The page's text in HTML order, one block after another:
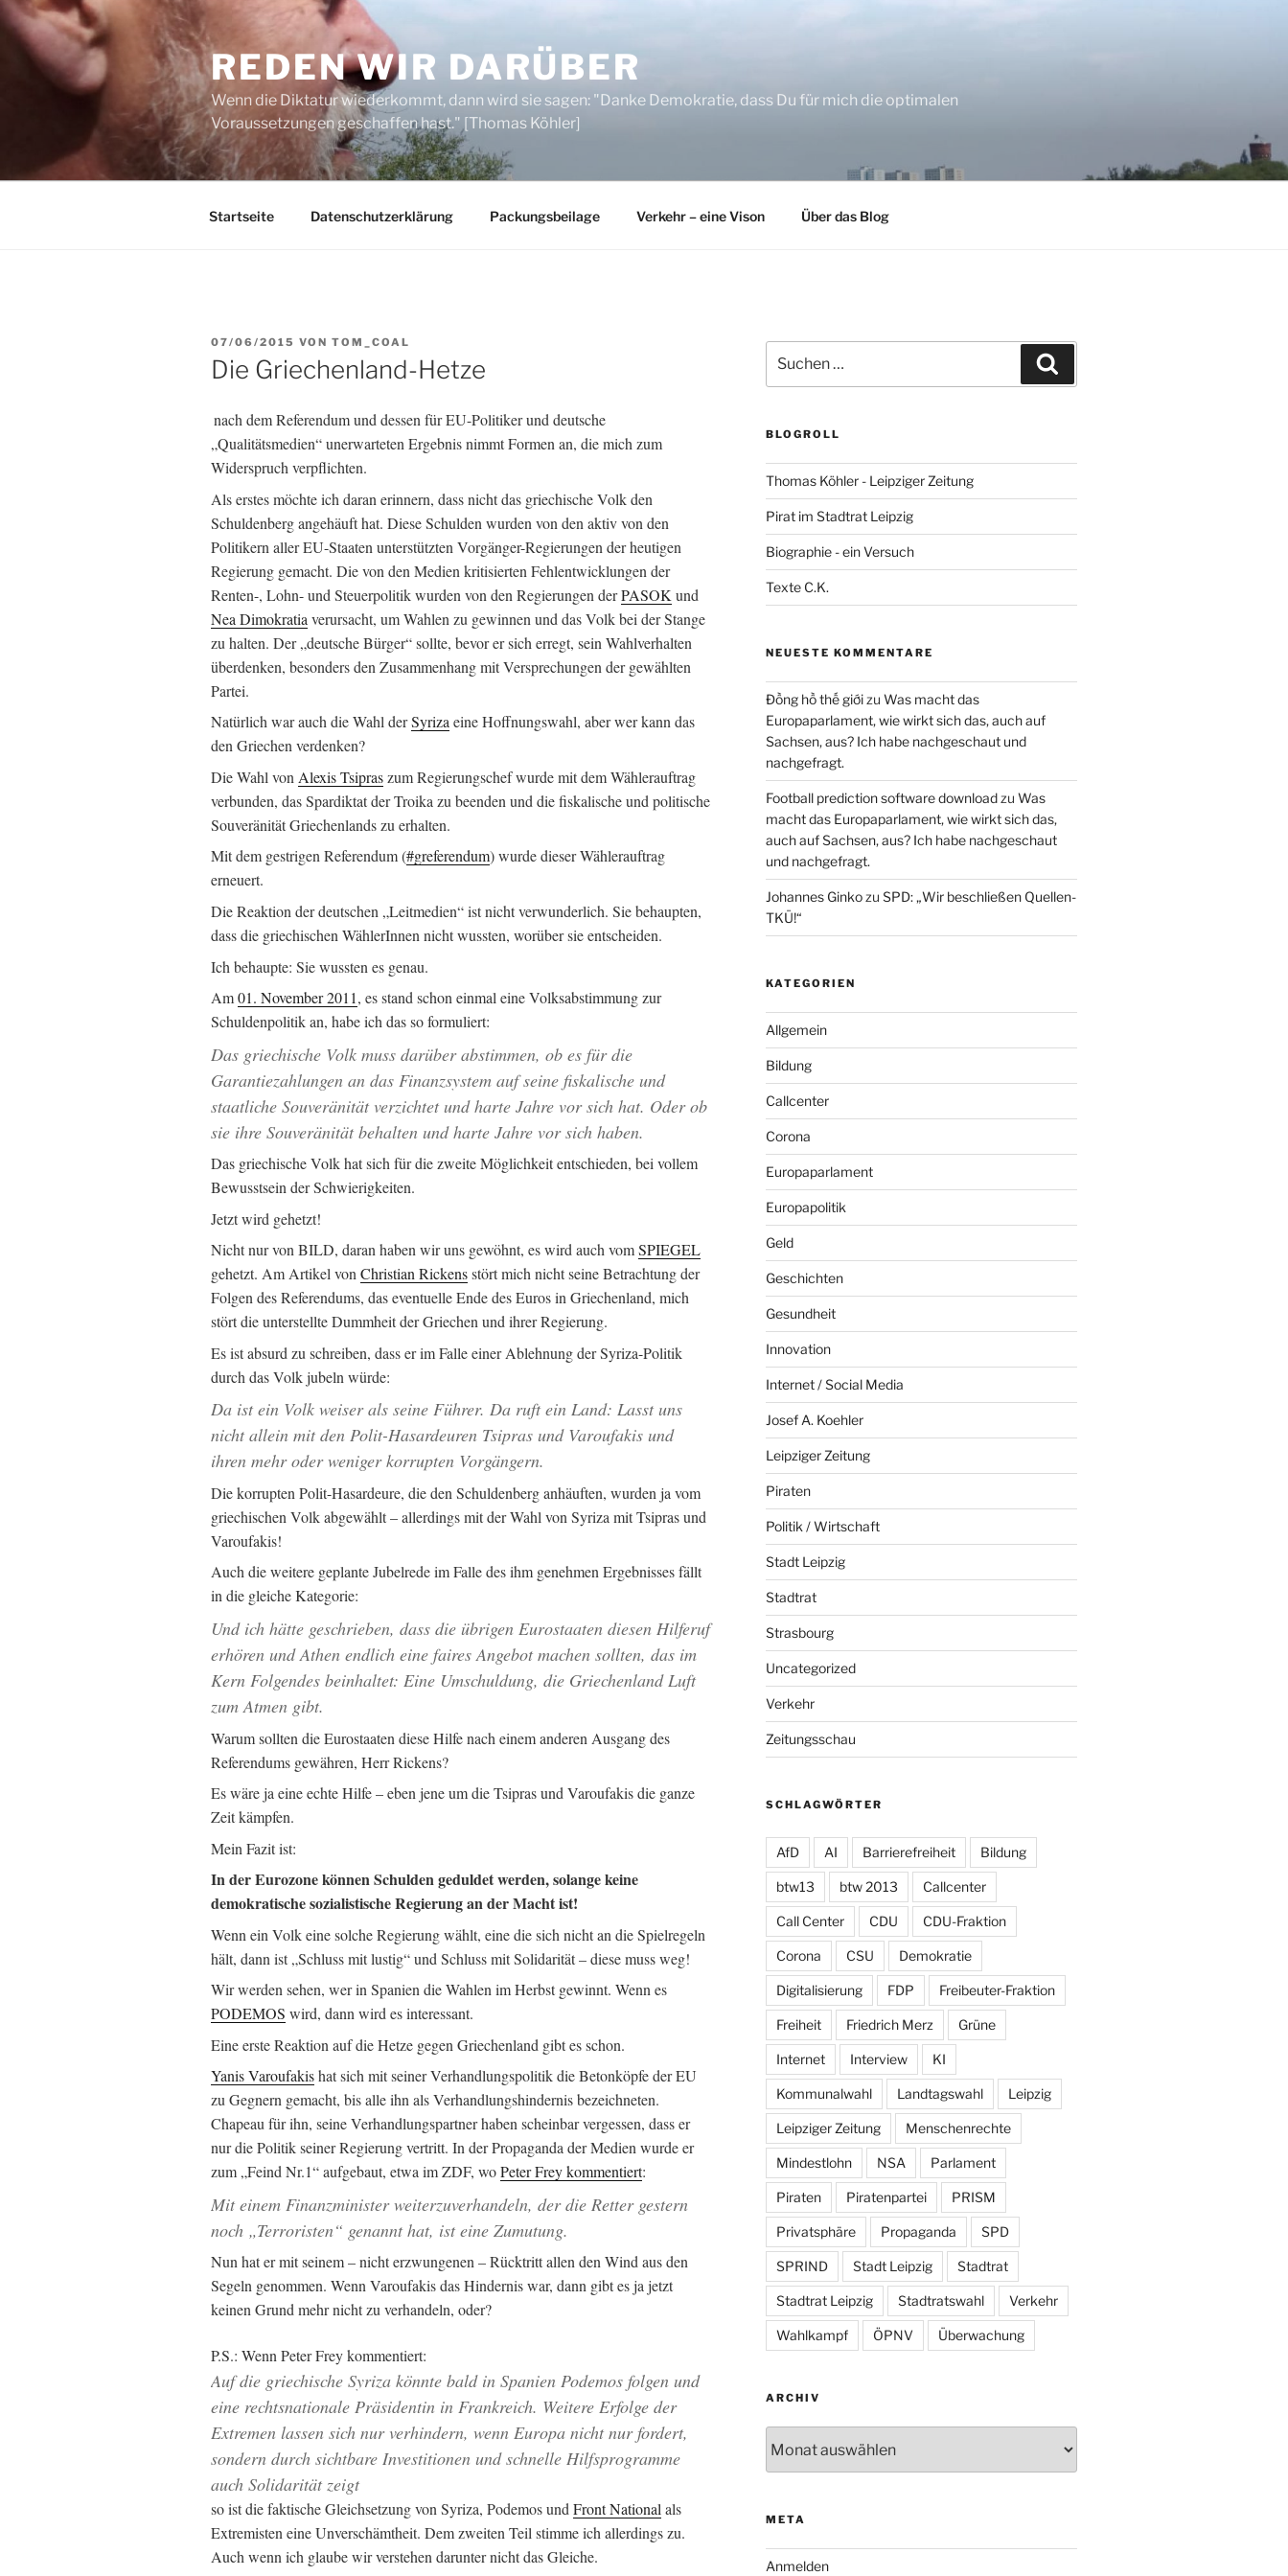
Zum
Inhalt
springen
REDEN WIR DARÜBER
Wenn die Diktatur wiederkommt, dann wird sie sagen: "Danke Demokratie, dass Du für mich die optimalen
Voraussetzungen geschaffen hast." [Thomas Köhler]
Startseite Datenschutzerklärung Packungsbeilage Verkehr – eine Vison Über das Blog
VERÖFFENTLICHT
AM
07/06/2015 VON TOM_COAL
Die Griechenland-Hetze
nach dem Referendum und dessen für EU-Politiker und deutsche
„Qualitätsmedien“ unerwarteten Ergebnis nimmt Formen an, die mich zum
Widerspruch verpflichten.
Als erstes möchte ich daran erinnern, dass nicht das griechische Volk den
Schuldenberg angehäuft hat. Diese Schulden wurden von den aktiv von den
Politikern aller EU-Staaten unterstützten Vorgänger-Regierungen der heutigen
Regierung gemacht. Die von den Medien kritisierten Fehlentwicklungen der
Renten-, Lohn- und Steuerpolitik wurden von den Regierungen derPASOK und
Nea Dimokratia verursacht, um Wahlen zu gewinnen und das Volk bei der Stange
zu halten. Der „deutsche Bürger“ sollte, bevor er sich erregt, sein Wahlverhalten
überdenken, besonders den Zusammenhang mit Versprechungen der gewählten
Partei.
Natürlich war auch die Wahl derSyrizaeine Hoffnungswahl, aber wer kann das
den Griechen verdenken?
Die Wahl von Alexis Tsipraszum Regierungschef wurde mit dem Wählerauftrag
verbunden, das Spardiktat der Troika zu beenden und die fiskalische und politische
Souveränität Griechenlands zu erhalten.
Mit dem gestrigen Referendum (#greferendum) wurde dieser Wählerauftrag
erneuert.
Die Reaktion der deutschen „Leitmedien“ ist nicht verwunderlich. Sie behaupten,
dass die griechischen WählerInnen nicht wussten, worüber sie entscheiden.
Ich behaupte: Sie wussten es genau.
Am01. November 2011, es stand schon einmal eine Volksabstimmung zur
Schuldenpolitik an, habe ich das so formuliert:
Das griechische Volk muss darüber abstimmen, ob es für die
Garantiezahlungen an das Finanzsystem auf seine fiskalische und
staatliche Souveränität verzichtet und harte Jahre vor sich hat. Oder ob
sie ihre Souveränität behalten und harte Jahre vor sich haben.
Das griechische Volk hat sich für die zweite Möglichkeit entschieden, bei vollem
Bewusstsein der Schwierigkeiten.
Jetzt wird gehetzt!
Nicht nur von BILD, daran haben wir uns gewöhnt, es wird auch vomSPIEGEL
gehetzt. Am Artikel vonChristian Rickensstört mich nicht seine Betrachtung der
Folgen des Referendums, das eventuelle Ende des Euros in Griechenland, mich
stört die unterstellte Dummheit der Griechen und ihrer Regierung.
Es ist absurd zu schreiben, dass er im Falle einer Ablehnung der Syriza-Politik
durch das Volk jubeln würde:
Da ist ein Volk weiser als seine Führer. Da ruft ein Land: Lasst uns
nicht allein mit den Polit-Hasardeuren Tsipras und Varoufakis und
ihren mehr oder weniger korrupten Vorgängern.
Die korrupten Polit-Hasardeure, die den Schuldenberg anhäuften, wurden ja vom
griechischen Volk abgewählt – allerdings mit der Wahl von Syriza mit Tsipras und
Varoufakis!
Auch die weitere geplante Jubelrede im Falle des ihm genehmen Ergebnisses fällt
in die gleiche Kategorie:
Und ich hätte geschrieben, dass die übrigen Eurostaaten diesen Hilferuf
erhören und Athen endlich eine faires Angebot machen sollten, das im
Kern Folgendes beinhaltet: Eine Umschuldung, die Griechenland Luft
zum Atmen gibt.
Warum sollten die Eurostaaten diese Hilfe nach einem anderen Ausgang des
Referendums gewähren, Herr Rickens?
Es wäre ja eine echte Hilfe – eben jene um die Tsipras und Varoufakis die ganze
Zeit kämpfen.
Mein Fazit ist:
In der Eurozone können Schulden geduldet werden, solange keine
demokratische sozialistische Regierung an der Macht ist!
Wenn ein Volk eine solche Regierung wählt, eine die sich nicht an die Spielregeln
hält, dann ist „Schluss mit lustig“ und Schluss mit Solidarität – diese muss weg!
Wir werden sehen, wer in Spanien die Wahlen im Herbst gewinnt. Wenn es
PODEMOS wird, dann wird es interessant.
Eine erste Reaktion auf die Hetze gegen Griechenland gibt es schon.
Yanis Varoufakishat sich mit seiner Verhandlungspolitik die Betonköpfe der EU
zu Gegnern gemacht, bis alle ihn als Verhandlungshindernis bezeichneten.
Chapeau für ihn, seine Verhandlungspartner haben scheinbar vergessen, dass er
nur die Politik seiner Regierung vertritt. In der Propaganda der Medien wurde er
zum „Feind Nr.1“ aufgebaut, etwa im ZDF, woPeter Frey kommentiert:
Mit einem Finanzminister weiterzuverhandeln, der die Retter gestern
noch „Terroristen“ genannt hat, ist eine Zumutung.
Nun hat er mit seinem – nicht erzwungenen – Rücktritt allen den Wind aus den
Segeln genommen. Wenn Varoufakis das Hindernis war, dann gibt es ja jetzt
keinen Grund mehr nicht zu verhandeln, oder?
P.S.: Wenn Peter Frey kommentiert:
Auf die griechische Syriza könnte bald in Spanien Podemos folgen und
eine rechtsnationale Präsidentin in Frankreich. Weitere Erfolge der
Extremen lassen sich nur verhindern, wenn Europa nicht nur fordert,
sondern durch sichtbare Investitionen und schnelle Hilfsprogramme
auch Solidarität zeigt
so ist die faktische Gleichsetzung von Syriza, Podemos und Front National als
Extremisten eine Unverschämtheit. Dem zweiten Teil stimme ich allerdings zu.
Auch wenn ich glaube wir verstehen darunter nicht das Gleiche.
nach:
BLOGROLL
Thomas Köhler - Leipziger Zeitung
Pirat im Stadtrat Leipzig
Biographie - ein Versuch
Texte C.K.
NEUESTE KOMMENTARE
Đồng hồ thế giớizu Was macht das
Europaparlament, wie wirkt sich das, auch auf
Sachsen, aus? Ich habe nachgeschaut und
nachgefragt.
Football prediction software downloadzu Was
macht das Europaparlament, wie wirkt sich das,
auch auf Sachsen, aus? Ich habe nachgeschaut
und nachgefragt.
Johannes Ginkozu SPD: „Wir beschließen Quellen-
TKÜ!“
KATEGORIEN
Allgemein
Bildung
Callcenter
Corona
Europaparlament
Europapolitik
Geld
Geschichten
Gesundheit
Innovation
Internet / Social Media
Josef A. Koehler
Leipziger Zeitung
Piraten
Politik / Wirtschaft
Stadt Leipzig
Stadtrat
Strasbourg
Uncategorized
Verkehr
Zeitungsschau
SCHLAGWÖRTER
AfD AI Barrierefreiheit Bildung
btw13 btw 2013 Callcenter
Call Center CDU CDU-Fraktion
Corona CSU Demokratie
Digitalisierung FDP Freibeuter-Fraktion
Freiheit Friedrich Merz Grüne
Internet Interview KI
Kommunalwahl Landtagswahl Leipzig
Leipziger Zeitung Menschenrechte
Mindestlohn NSA Parlament
Piraten Piratenpartei PRISM
Privatsphäre Propaganda SPD
SPRIND Stadt Leipzig Stadtrat
Stadtrat Leipzig Stadtratswahl Verkehr
Wahlkampf ÖPNV Überwachung
ARCHIV
META
Anmelden